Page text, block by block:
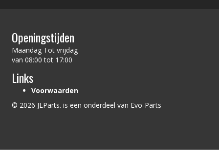
Openingstijden
Maandag Tot vrijdag
van 08:00 tot 17:00
Links
Voorwaarden
© 2026 JLParts. is een onderdeel van Evo-Parts